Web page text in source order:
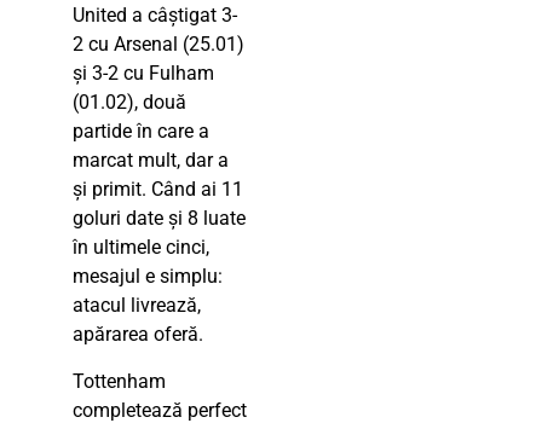
United a câștigat 3-
2 cu Arsenal (25.01)
și 3-2 cu Fulham
(01.02), două
partide în care a
marcat mult, dar a
și primit. Când ai 11
goluri date și 8 luate
în ultimele cinci,
mesajul e simplu:
atacul livrează,
apărarea oferă.
Tottenham
completează perfect